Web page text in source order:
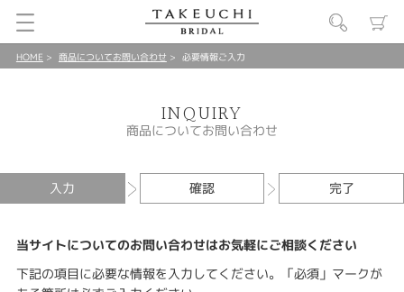
HOME 商品についてお問い合わせ 必要情報ご入力
INQUIRY
商品についてお問い合わせ
入力 確認 完了
当サイトについてのお問い合わせはお気軽にご相談ください
下記の項目に必要な情報を入力してください。「必須」マークが